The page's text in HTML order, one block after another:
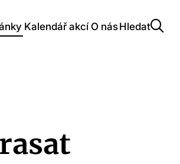
Kalendář akcí O násHledat